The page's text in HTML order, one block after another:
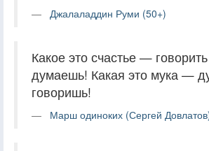
Джалаладдин Руми (50+)
Какое это счастье —
думаешь! Какая это мука —
говоришь!
Марш одиноких (Сергей